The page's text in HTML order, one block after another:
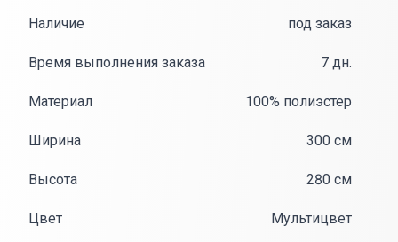
Наличие под заказ
Время выполнения заказа 7 дн.
Материал 100% полиэстер
Ширина 300 см
Высота 280 см
Цвет Мультицвет